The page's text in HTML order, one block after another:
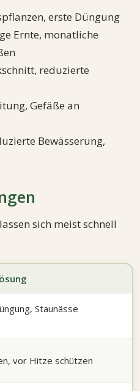
erste Düngung
Ernte, monatliche
reduzierte
Gefäße an
Bewässerung,
sich meist schnell
Staunässe
vor Hitze schützen